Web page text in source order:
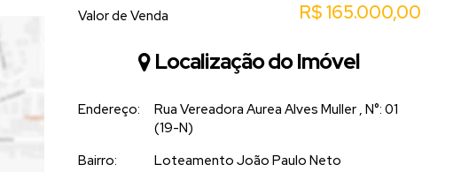
R$165.000,00
Valor de Venda
Localização do Imóvel
Endereço: Rua Vereadora Aurea Alves Muller , N°: 01
(19-N)
Bairro:
Loteamento João Paulo Neto